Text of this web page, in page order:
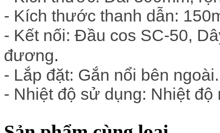
- Kích thước thanh dẫn:
- Kết nối: Đầu cos SC-50,
đương.
- Lắp đặt: Gắn nổi bên
- Nhiệt độ sử dụng: Nhiệt